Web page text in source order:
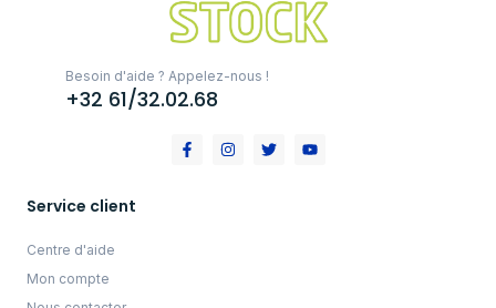
Besoin d'aide ? Appelez-nous !
+32 61/32.02.68
Service client
Centre d'aide
Mon compte